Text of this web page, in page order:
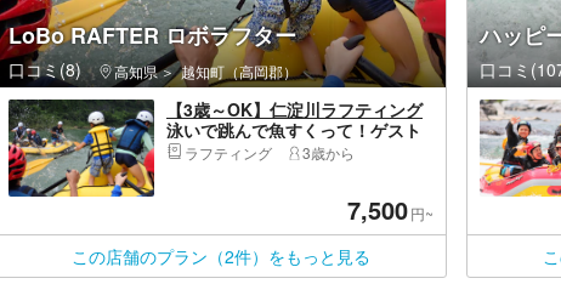
LoBo RAFTER ロボラフター
口コミ(8) 高知県 越知町（高岡郡）
【3歳～OK】仁淀川ラフティング
泳いで跳んで魚すくって！ゲスト
に合ったツアーメニューで仁淀ブ
ラフティング 3歳から
7,500円~
この店舗のプラン（2件）をもっと見る
ハッピ
口コミ